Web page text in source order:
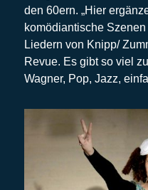
den 60ern. „Hier
komödiantische
Liedern von Knipp/
Revue. Es gibt so viel
Wagner, Pop, Jazz,